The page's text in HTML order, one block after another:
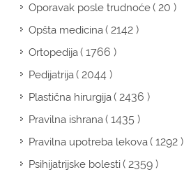
Oporavak posle trudnoće( 20 )
Opšta medicina( 2142 )
Ortopedija( 1766 )
Pedijatrija( 2044 )
Plastična hirurgija( 2436 )
Pravilna ishrana( 1435 )
Pravilna upotreba lekova( 1292 )
Psihijatrijske bolesti( 2359 )